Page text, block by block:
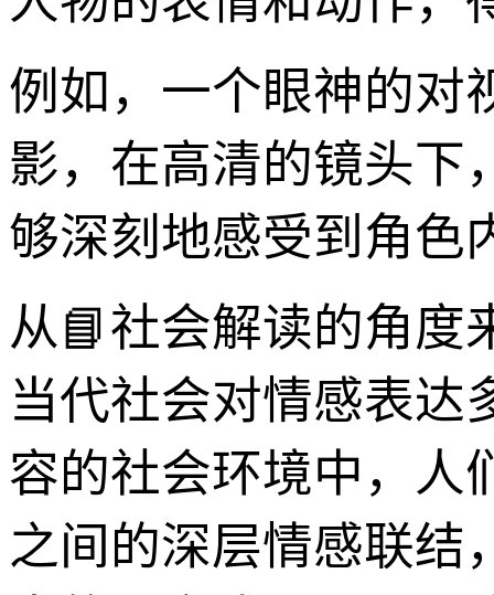
例如，一个眼神的对
影，在高清的镜头下
够深刻地感受到角色
从📘社会解读的角度
当代社会对情感表达
容的社会环境中，人
之间的深层情感联结